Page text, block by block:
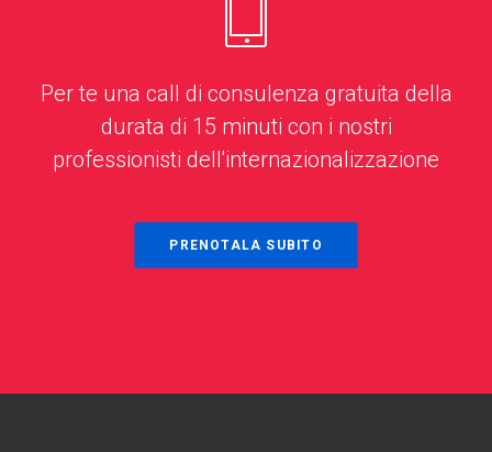
Per te una call di consulenza gratuita della
durata di 15 minuti con i nostri
professionisti dell'internazionalizzazione
PRENOTALA SUBITO